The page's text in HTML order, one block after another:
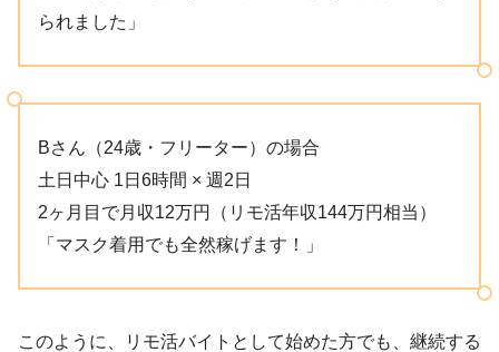
られました」
Bさん（24歳・フリーター）の場合
土日中心 1日6時間 × 週2日
2ヶ月目で月収12万円（リモ活年収144万円相当）
「マスク着用でも全然稼げます！」
このように、リモ活バイトとして始めた方でも、継続する